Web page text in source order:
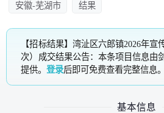
安徽-芜湖市 结果
【招标结果】湾沚区六郎镇2026年
次）成交结果公告：本条项目信息由
提供。登录后即可免费查看完整信息。
基本信息